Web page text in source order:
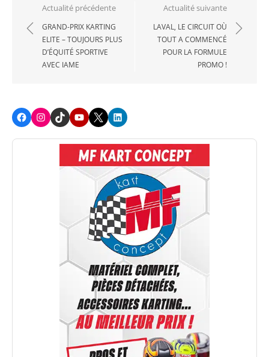
Navigation
de
l’article
Actualité précédente
GRAND-PRIX KARTING
ELITE – TOUJOURS PLUS
D’ÉQUITÉ SPORTIVE
AVEC IAME
Actualité suivante
LAVAL, LE CIRCUIT OÙ
TOUT A COMMENCÉ
POUR LA FORMULE
PROMO !
FacebookInstagram
TikTokYoutube
X LinkedIn